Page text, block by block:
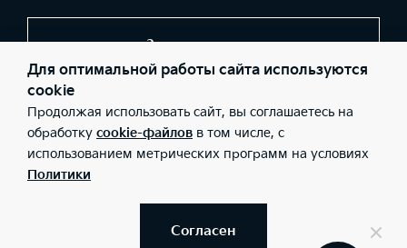
Заказать звонок
© 2026 Юридические лица ООО «КИА-центр Красноярск»
(Фактический адрес: г. Красноярск, ул. Маерчака, 105 «Г»;
Телефон: +7 (391) 257-78-88; ИНН: 2460224934; ОГРН:
1102468040663), ООО «Киа Россия и СНГ» (Фактический адрес:
г.Москва, Валовая 26; Телефон: 8 800 301 08 80; ИНН:
7728674093; ОГРН: 5087746291760) ведут деятельность на
Информация о соответствующих моделях и комплектациях и их
наличии, ценах, возможных выгодах и условиях приобретения
Для оптимальной работы сайта используются
cookie
Продолжая использовать сайт, вы соглашаетесь на
обработку cookie-файлов в том числе, с
использованием метрических программ на условиях
Политики
Согласен